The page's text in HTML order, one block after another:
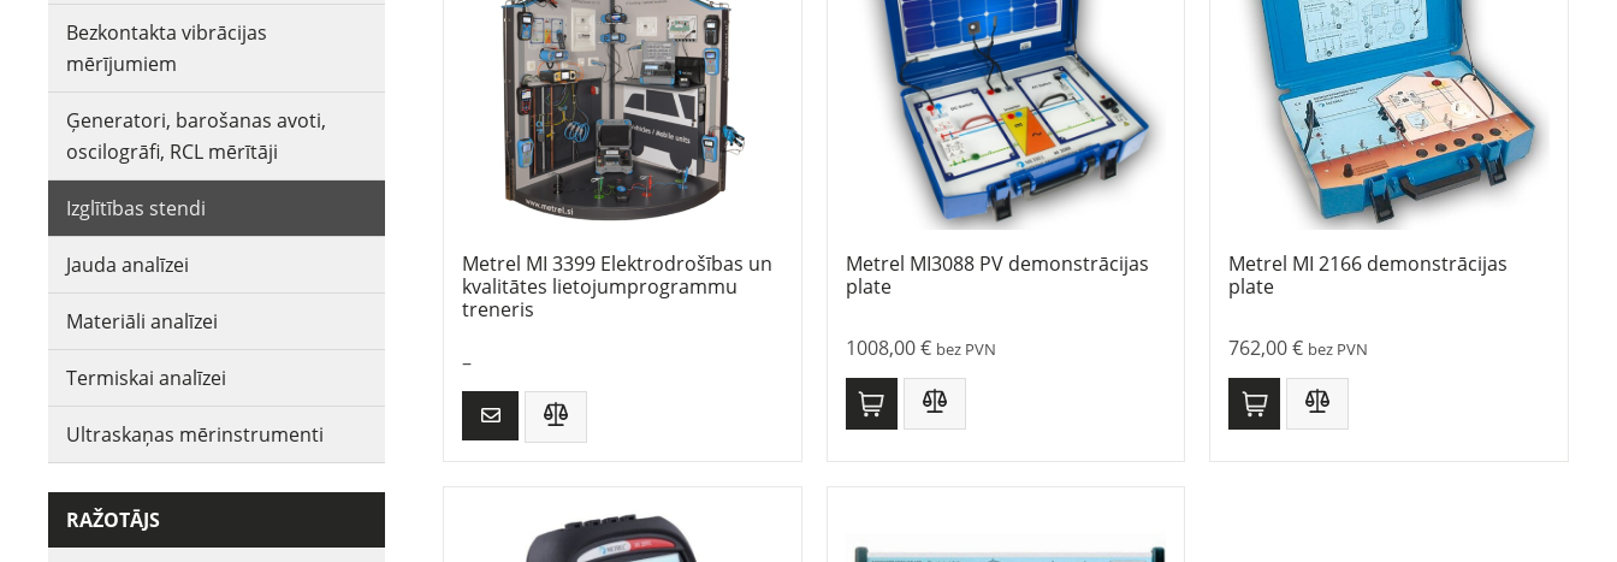
Bezkontakta vibrācijas
mērījumiem
Ģeneratori, barošanas avoti,
oscilogrāfi, RCL mērītāji
Izglītības stendi
Jauda analīzei
Materiāli analīzei
Termiskai analīzei
Ultraskaņas mērinstrumenti
RAŽOTĀJS
Metrel MI 3399 Elektrodrošības un
kvalitātes lietojumprogrammu
treneris
–
Metrel MI3088 PV demonstrācijas
plate
1008,00€ bez PVN
Metrel MI 2166 demonstrācijas
plate
762,00€ bez PVN